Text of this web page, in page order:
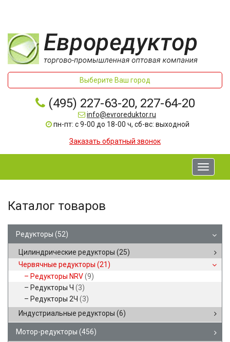
Выберите Ваш город
(495) 227-63-20, 227-64-20
info@evroreduktor.ru
пн-пт: с 9-00 до 18-00 ч, сб-вс: выходной
Заказать обратный звонок
Toggle
Каталог товаров
Редукторы (52)
Цилиндрические редукторы (25)
Червячные редукторы (21)
Редукторы NRV(9)
Редукторы Ч (3)
Редукторы 2Ч (3)
Индустриальные редукторы (6)
Мотор-редукторы (456)